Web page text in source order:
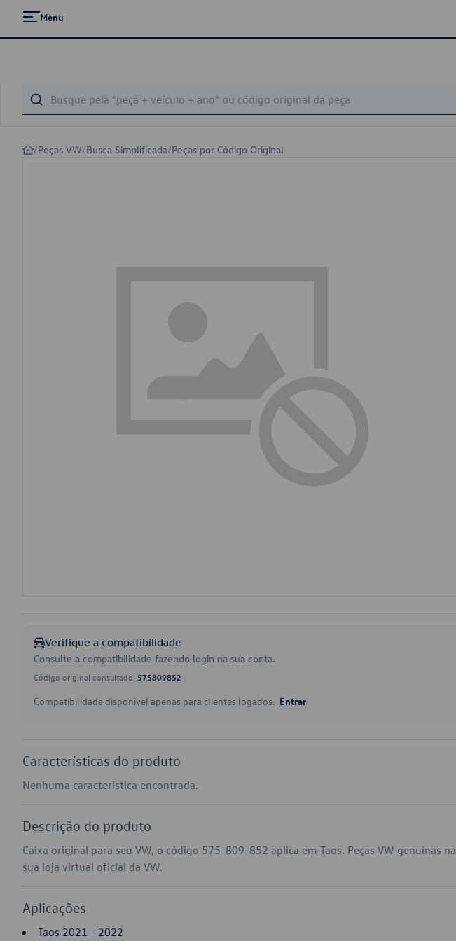
Menu
/Peças VW/Busca Simplificada/Peças por Código Original
Verifique a compatibilidade
Consulte a compatibilidade fazendo login na sua conta.
Código original consultado: 575809852
Compatibilidade disponível apenas para clientes logados. Entrar
Características do produto
Nenhuma característica encontrada.
Descrição do produto
Caixa original para seu VW, o código 575-809-852 aplica em Taos. Peças VW genuínas na
sua loja virtual oficial da VW.
Aplicações
Taos 2021 - 2022